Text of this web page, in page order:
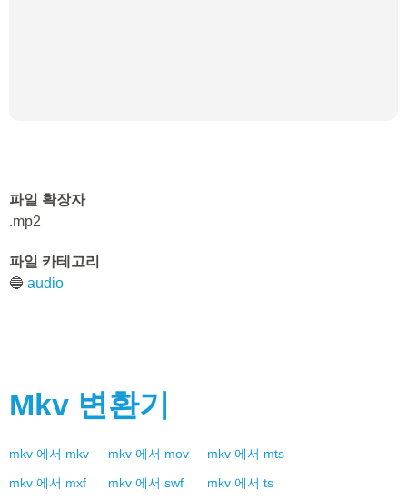
파일 확장자
.mp2
파일 카테고리
🔵 audio
Mkv 변환기
mkv 에서 mkv mkv 에서 mov mkv 에서 mts
mkv 에서 mxf mkv 에서 swf mkv 에서 ts